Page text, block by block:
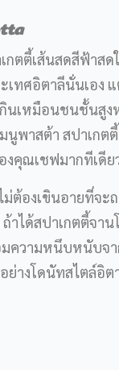
กตตี้เส้นสดสีฟ้าส
เทศอิตาลีนั่นเอง
นเหมือนชนชั้นสู
พาสต้า สปาเกต
งคุณเชฟมากทีเดีย
ต้องเขินอายที่จะ
ได้สปาเกตตี้จา
ความหนึบหนับจ
างโดนัทสไตล์อิ